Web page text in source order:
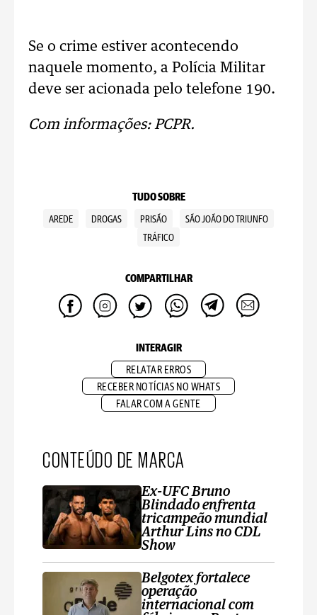
Se o crime estiver acontecendo
naquele momento, a Polícia Militar
deve ser acionada pelo telefone 190.
Com informações: PCPR.
TUDO SOBRE
AREDE DROGAS PRISÃO
SÃO JOÃO DO TRIUNFO
TRÁFICO
COMPARTILHAR
INTERAGIR
RELATAR ERROS
RECEBER NOTÍCIAS NO WHATS
FALAR COM A GENTE
CONTEÚDO DE MARCA
Ex-UFC Bruno
Blindado enfrenta
tricampeão mundial
Arthur Lins no CDL
Show
Belgotex fortalece
operação
internacional com